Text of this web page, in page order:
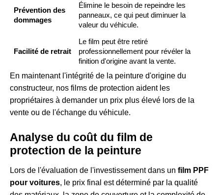
Prévention des
dommages
Élimine le besoin de repeindre les
panneaux, ce qui peut diminuer la
valeur du véhicule.
Facilité de retrait
Le film peut être retiré
professionnellement pour révéler la
finition d'origine avant la vente.
En maintenant l'intégrité de la peinture d'origine du
constructeur, nos films de protection aident les
propriétaires à demander un prix plus élevé lors de la
vente ou de l'échange du véhicule.
Analyse du coût du film de
protection de la peinture
Lors de l'évaluation de l'investissement dans un film PPF
pour voitures, le prix final est déterminé par la qualité